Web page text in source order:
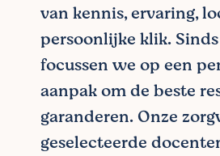
van kennis, ervaring,
persoonlijke klik. Sinds
focussen we op een
aanpak om de beste
garanderen. Onze
geselecteerde